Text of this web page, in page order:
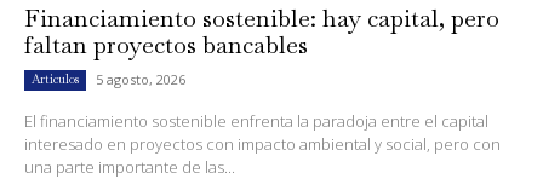
Financiamiento sostenible: hay capital, pero
faltan proyectos bancables
Artículos 5 agosto, 2026
El financiamiento sostenible enfrenta la paradoja entre el capital
interesado en proyectos con impacto ambiental y social, pero con
una parte importante de las...